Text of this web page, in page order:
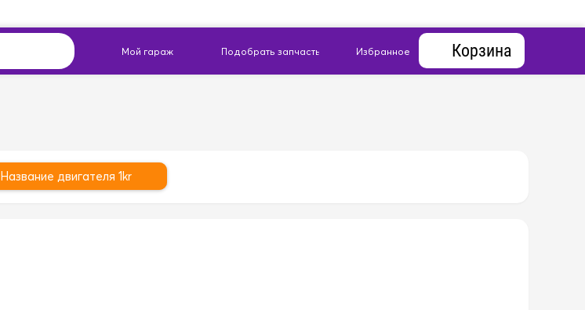
Корзина
Название двигателя 1kr